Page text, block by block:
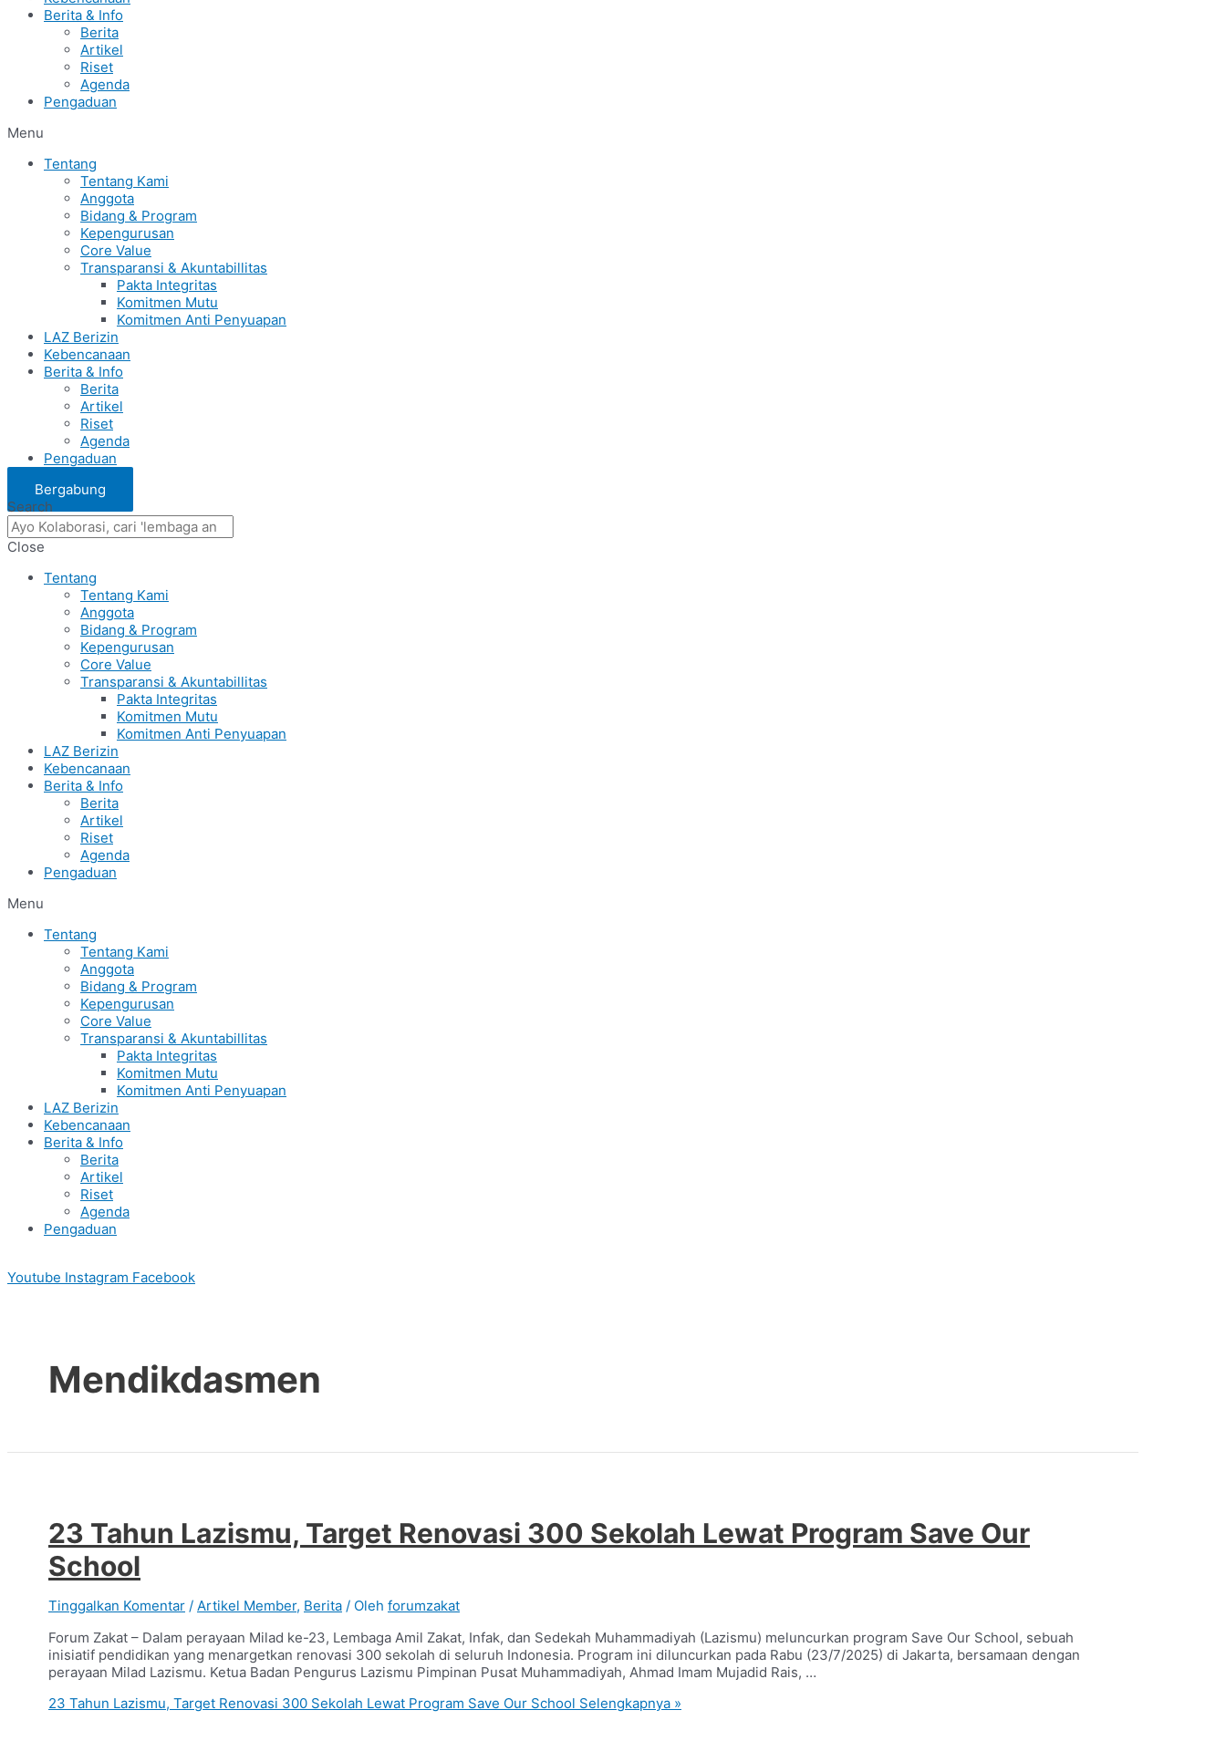
Berita & Info
Berita
Artikel
Riset
Agenda
Pengaduan
Menu
Tentang
Tentang Kami
Anggota
Bidang & Program
Kepengurusan
Core Value
Transparansi & Akuntabillitas
Pakta Integritas
Komitmen Mutu
Komitmen Anti Penyuapan
LAZ Berizin
Kebencanaan
Berita & Info
Berita
Artikel
Riset
Agenda
Pengaduan
Bergabung
Search
Close
Tentang
Tentang Kami
Anggota
Bidang & Program
Kepengurusan
Core Value
Transparansi & Akuntabillitas
Pakta Integritas
Komitmen Mutu
Komitmen Anti Penyuapan
LAZ Berizin
Kebencanaan
Berita & Info
Berita
Artikel
Riset
Agenda
Pengaduan
Menu
Tentang
Tentang Kami
Anggota
Bidang & Program
Kepengurusan
Core Value
Transparansi & Akuntabillitas
Pakta Integritas
Komitmen Mutu
Komitmen Anti Penyuapan
LAZ Berizin
Kebencanaan
Berita & Info
Berita
Artikel
Riset
Agenda
Pengaduan
Youtube Instagram Facebook
Mendikdasmen
23 Tahun Lazismu, Target Renovasi 300 Sekolah Lewat Program Save Our
School
Tinggalkan Komentar / Artikel Member, Berita / Oleh forumzakat
Forum Zakat – Dalam perayaan Milad ke-23, Lembaga Amil Zakat, Infak, dan Sedekah Muhammadiyah (Lazismu) meluncurkan program Save Our School, sebuah
inisiatif pendidikan yang menargetkan renovasi 300 sekolah di seluruh Indonesia. Program ini diluncurkan pada Rabu (23/7/2025) di Jakarta, bersamaan dengan
perayaan Milad Lazismu. Ketua Badan Pengurus Lazismu Pimpinan Pusat Muhammadiyah, Ahmad Imam Mujadid Rais, …
23 Tahun Lazismu, Target Renovasi 300 Sekolah Lewat Program Save Our School Selengkapnya »